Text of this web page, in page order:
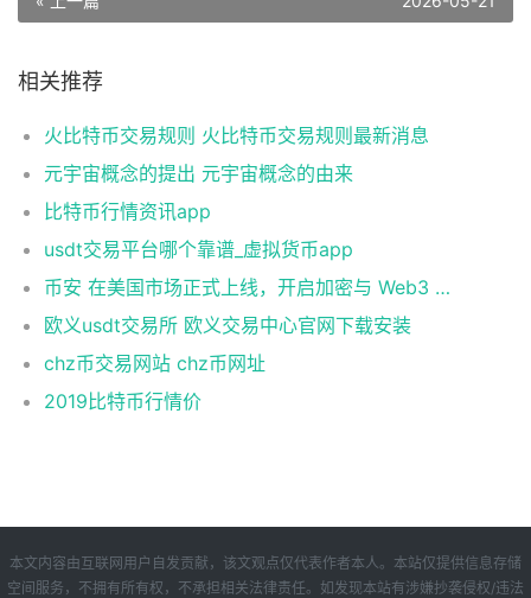
相关推荐
火比特币交易规则 火比特币交易规则最新消息
元宇宙概念的提出 元宇宙概念的由来
比特币行情资讯app
usdt交易平台哪个靠谱_虚拟货币app
币安 在美国市场正式上线，开启加密与 Web3 创新的全新时代！
欧义usdt交易所 欧义交易中心官网下载安装
chz币交易网站 chz币网址
2019比特币行情价
本文内容由互联网用户自发贡献，该文观点仅代表作者本人。本站仅提供信息存储
空间服务，不拥有所有权，不承担相关法律责任。如发现本站有涉嫌抄袭侵权/违法